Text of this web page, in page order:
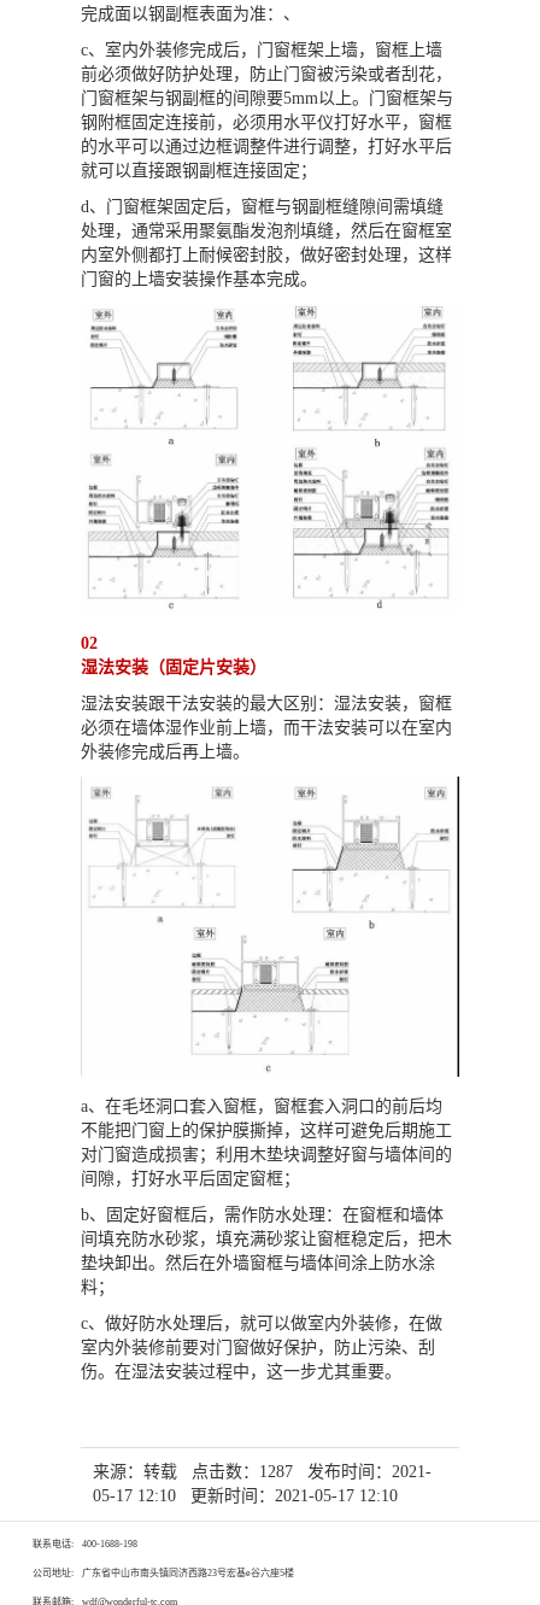
完成面以钢副框表面为准：、
c、室内外装修完成后，门窗框架上墙，窗框上墙
前必须做好防护处理，防止门窗被污染或者刮花，
门窗框架与钢副框的间隙要5mm以上。门窗框架与
钢附框固定连接前，必须用水平仪打好水平，窗框
的水平可以通过边框调整件进行调整，打好水平后
就可以直接跟钢副框连接固定；
d、门窗框架固定后，窗框与钢副框缝隙间需填缝
处理，通常采用聚氨酯发泡剂填缝，然后在窗框室
内室外侧都打上耐候密封胶，做好密封处理，这样
门窗的上墙安装操作基本完成。
02
湿法安装（固定片安装）
湿法安装跟干法安装的最大区别：湿法安装，窗框
必须在墙体湿作业前上墙，而干法安装可以在室内
外装修完成后再上墙。
a、在毛坯洞口套入窗框，窗框套入洞口的前后均
不能把门窗上的保护膜撕掉，这样可避免后期施工
对门窗造成损害；利用木垫块调整好窗与墙体间的
间隙，打好水平后固定窗框；
b、固定好窗框后，需作防水处理：在窗框和墙体
间填充防水砂浆，填充满砂浆让窗框稳定后，把木
垫块卸出。然后在外墙窗框与墙体间涂上防水涂
料；
c、做好防水处理后，就可以做室内外装修，在做
室内外装修前要对门窗做好保护，防止污染、刮
伤。在湿法安装过程中，这一步尤其重要。
来源：转载 点击数：1287 发布时间：2021-
05-17 12:10 更新时间：2021-05-17 12:10
联系电话: 400-1688-198
公司地址: 广东省中山市南头镇同济西路23号宏基e谷六座5楼
联系邮箱: wdf@wonderful-tc.com